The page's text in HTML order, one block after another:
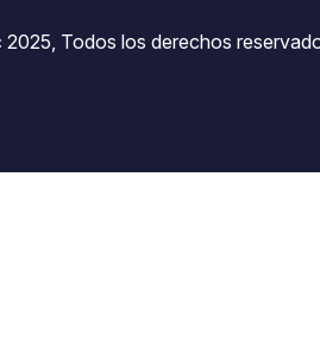
2025, Todos los derechos